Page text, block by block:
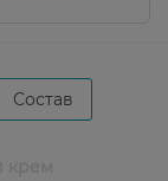
Состав